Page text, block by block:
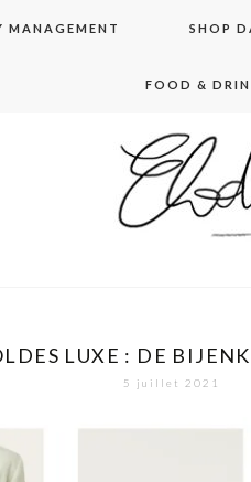
MANAGEMENT SHOP
FOOD &
in
LUXE : DE
5 juillet 2021